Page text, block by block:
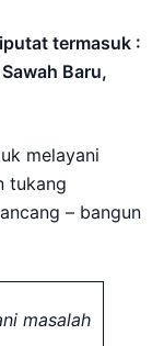
termasuk :
Baru,
melayani
tukang
– bangun
masalah